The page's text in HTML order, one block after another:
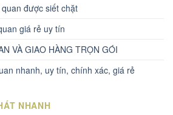
được siết chặt
giá rẻ uy tín
VÀ GIAO HÀNG TRỌN GÓI
nhanh, uy tín, chính xác, giá rẻ
NHANH